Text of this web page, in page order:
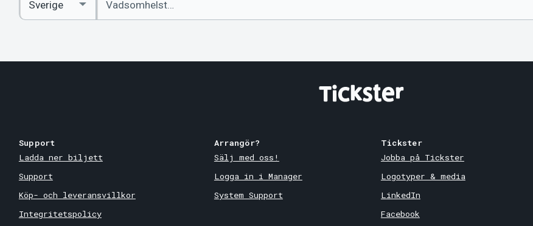
sökord
Country
Support
Ladda ner biljett
Support
Köp- och leveransvillkor
Integritetspolicy
Arrangör?
Sälj med oss!
Logga in i Manager
System Support
Tickster
Jobba på Tickster
Logotyper & media
LinkedIn
Facebook